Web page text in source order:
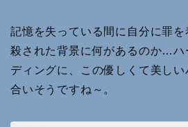
記憶を失っている間に自分に罪を
殺された背景に何があるのか…ハ
ディングに、この優しくて美しい
合いそうですね～。